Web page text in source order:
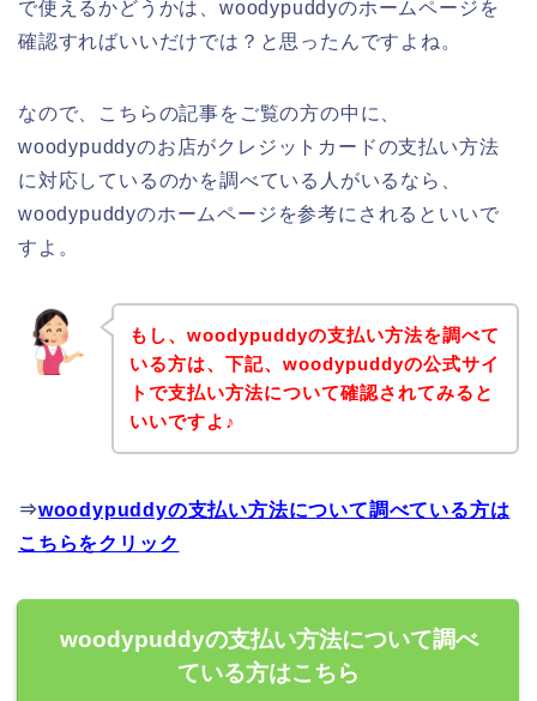
で使えるかどうかは、woodypuddyのホームページを
確認すればいいだけでは？と思ったんですよね。
なので、こちらの記事をご覧の方の中に、
woodypuddyのお店がクレジットカードの支払い方法
に対応しているのかを調べている人がいるなら、
woodypuddyのホームページを参考にされるといいで
すよ。
もし、woodypuddyの支払い方法を調べて
いる方は、下記、woodypuddyの公式サイ
トで支払い方法について確認されてみると
いいですよ♪
⇒woodypuddyの支払い方法について調べている方は
こちらをクリック
woodypuddyの支払い方法について調べ
ている方はこちら